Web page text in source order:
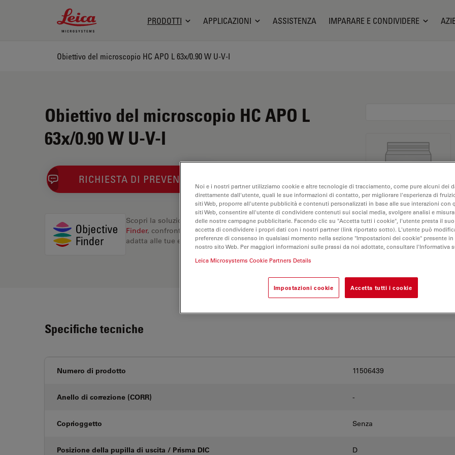
Leica Microsystems Logo
PRODOTTI APPLICAZIONI ASSISTENZA IMPARARE E CONDIVIDERE
Obiettivo del microscopio HC APO L 63x/0.90 W U-V-I
Obiettivo del microscopio HC APO L
63x/0.90 W U-V-I
RICHIESTA DI PREVENTIVO
Scopri la soluzione perfetta. Esplora il nostroObjective
Finder, confronta le alternative e trova l’opzione più
adatta alle tue esigenze.
Specifiche tecniche
Numero di prodotto 11506439
Anello di correzione (CORR) -
Coprioggetto Senza
Posizione della pupilla di uscita / Prisma DIC D
Noi e i nostri partner utilizziamo cookie e altre tecnologie di tracciamento, come pure alcuni dei
direttamente dall'utente, quali le sue informazioni di contatto, per migliorare l'esperienza di
siti Web, proporre all'utente pubblicità e contenuti personalizzati in base alle sue interazioni con
siti Web, consentire all'utente di condividere contenuti sui social media, svolgere analisi e
delle nostre campagne pubblicitarie. Facendo clic su "Accetta tutti i cookie", l'utente presta il
accetta di condividere i propri dati con i nostri partner (link riportato sotto). L'utente può
preferenze di consenso in qualsiasi momento nella sezione "Impostazioni dei cookie" presente
nostro sito Web. Per maggiori informazioni sulle prassi da noi adottate, consultare l'Informativa
Leica Microsystems Cookie Partners Details
Impostazioni cookie Accetta tutti i cookie